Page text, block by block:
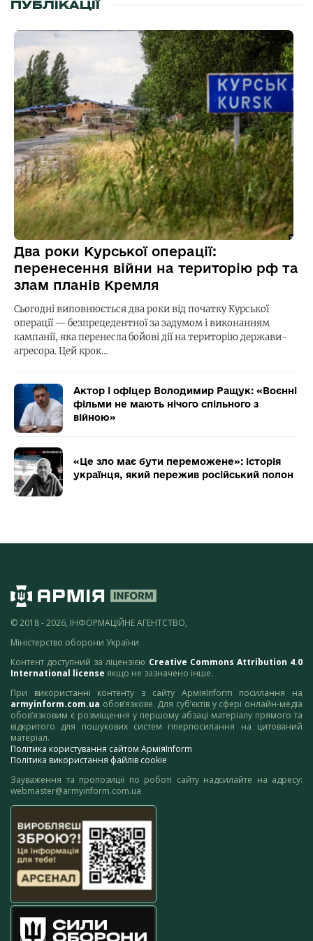
ПУБЛІКАЦІЇ
Два роки Курської операції:
перенесення війни на територію рф та
злам планів Кремля
Сьогодні виповнюється два роки від початку Курської
операції — безпрецедентної за задумом і виконанням
кампанії, яка перенесла бойові дії на територію держави-
агресора. Цей крок…
Актор і офіцер Володимир Ращук: «Воєнні
фільми не мають нічого спільного з
війною»
«Це зло має бути переможене»: історія
українця, який пережив російський полон
© 2018 - 2026, ІНФОРМАЦІЙНЕ АГЕНТСТВО,
Міністерство оборони України
Контент доступний за ліцензією Creative Commons Attribution 4.0
International license якщо не зазначено інше.
При використанні контенту з сайту АрміяInform посилання на
armyinform.com.ua обов’язкове. Для суб’єктів у сфері онлайн-медіа
обов’язковим є розміщення у першому абзаці матеріалу прямого та
відкритого для пошукових систем гіперпосилання на цитований
матеріал.
Політика користування сайтом АрміяInform
Політика використання файлів cookie
Зауваження та пропозиції по роботі сайту надсилайте на адресу:
webmaster@armyinform.com.ua